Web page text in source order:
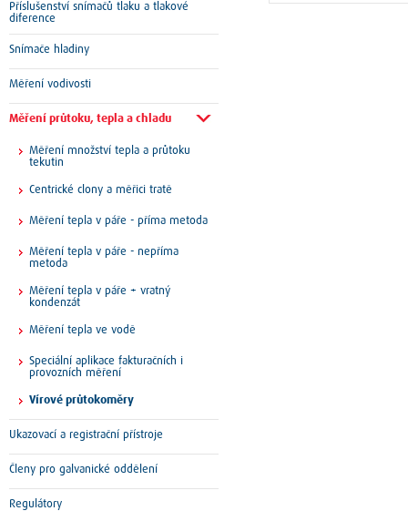
Příslušenství snímačů tlaku a tlakové
diference
Snímače hladiny
Měření vodivosti
Měření průtoku, tepla a chladu
Měření množství tepla a průtoku
tekutin
Centrické clony a měřici tratě
Měření tepla v páře - příma metoda
Měření tepla v páře - nepříma
metoda
Měření tepla v páře + vratný
kondenzát
Měření tepla ve vodě
Speciální aplikace fakturačních i
provozních měření
Vírové průtokoměry
Ukazovací a registrační přístroje
Členy pro galvanické oddělení
Regulátory